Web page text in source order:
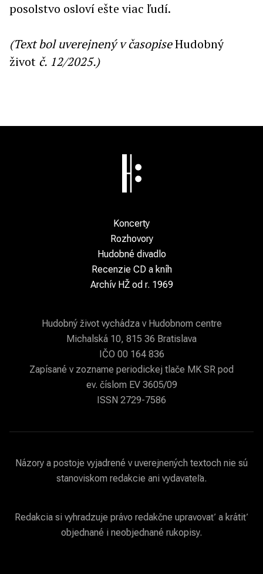
posolstvo osloví ešte viac ľudí.
(Text bol uverejnený v časopiseHudobný
život č. 12/2025.)
Koncerty
Rozhovory
Hudobné divadlo
Recenzie CD a kníh
Archív HŽ od r. 1969
Hudobný život vychádza v Hudobnom centre
Michalská 10, 815 36 Bratislava
IČO 00 164 836
Zapísané v zozname periodickej tlače MK SR pod
ev. číslom EV 3605/09
ISSN 2729-7586
Názory a postoje vyjadrené v uverejnených textoch nie sú
stanoviskom redakcie ani vydavateľa.
Redakcia si vyhradzuje právo redakčne upravovať a krátiť
objednané i neobjednané rukopisy.